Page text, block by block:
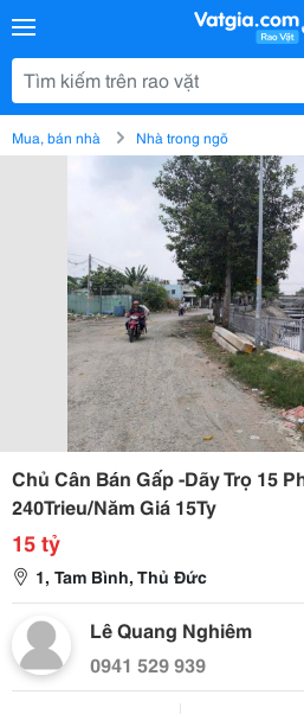
Mua, bán nhà Nhà trong ngõ
Chủ Cân Bán Gấp -Dãy Trọ 15
240Trieu/Năm Giá 15Ty
15 tỷ
1, Tam Bình, Thủ Đức
Lê Quang Nghiêm
0941 529 939